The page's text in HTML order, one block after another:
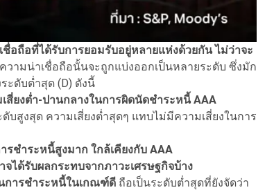
อถือที่ได้รับการยอมรับอยู่หลายแห่งด้วยกัน ไม่ว่าจะ
ามน่าเชื่อถือนั้นจะถูกแบ่งออกเป็นหลายระดับ ซึ่งมัก
ะดับต่ำสุด (D) ดังนี้
ยงต่ำ-ปานกลางในการผิดนัดชำระหนี้ AAA
ดับสูงสุด ความเสี่ยงต่ำสุดๆ แทบไม่มีความเสี่ยงในการ
รชำระหนี้สูงมาก ใกล้เคียงกับ AAA
ได้รับผลกระทบจากภาวะเศรษฐกิจบ้าง
การชำระหนี้ในเกณฑ์ดี ถือเป็นระดับต่ำสุดที่ยังจัดว่า